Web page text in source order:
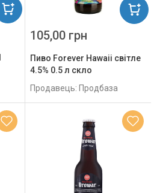
Пиво Forever Hawaii світле
4.5% 0.5 л скло
Продавець: Продбаза
105,00 грн